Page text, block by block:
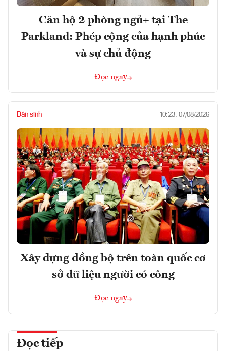
Căn hộ 2 phòng ngủ+ tại The
Parkland: Phép cộng của hạnh phúc
và sự chủ động
Đọc ngay
Dân sinh 10:23, 07/08/2026
Xây dựng đồng bộ trên toàn quốc cơ
sở dữ liệu người có công
Đọc ngay
Đọc tiếp